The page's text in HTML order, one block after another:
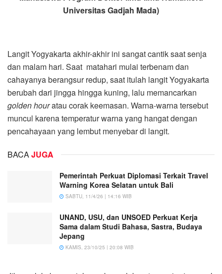
Universitas Gadjah Mada)
Langit Yogyakarta akhir-akhir ini sangat cantik saat senja
dan malam hari. Saat matahari mulai terbenam dan
cahayanya berangsur redup, saat itulah langit Yogyakarta
berubah dari jingga hingga kuning, lalu memancarkan
golden houratau corak keemasan. Warna-warna tersebut
muncul karena temperatur warna yang hangat dengan
pencahayaan yang lembut menyebar di langit.
BACAJUGA
Pemerintah Perkuat Diplomasi Terkait Travel
Warning Korea Selatan untuk Bali
SABTU, 11/4/26 | 14:16 WIB
UNAND, USU, dan UNSOED Perkuat Kerja
Sama dalam Studi Bahasa, Sastra, Budaya
Jepang
KAMIS, 23/10/25 | 20:08 WIB